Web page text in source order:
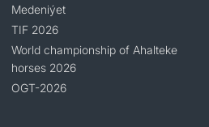
Medeniýet
TIF 2026
World championship of Ahalteke
horses 2026
OGT-2026